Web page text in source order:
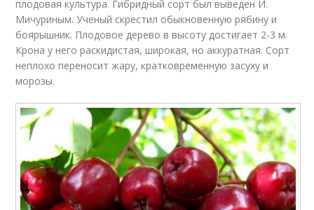
плодовая культура. Гибридный сорт был выведен И.
Мичуриным. Ученый скрестил обыкновенную рябину и
боярышник. Плодовое дерево в высоту достигает 2-3 м.
Крона у него раскидистая, широкая, но аккуратная. Сорт
неплохо переносит жару, кратковременную засуху и
морозы.